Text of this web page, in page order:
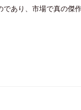
であり、市場で真の傑